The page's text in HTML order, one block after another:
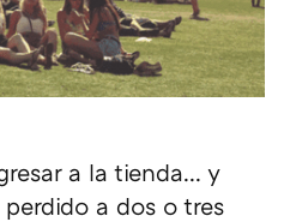
a la tienda... y
a dos o tres